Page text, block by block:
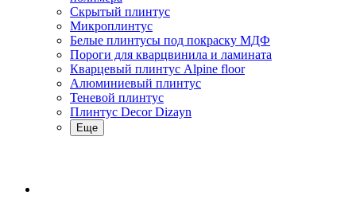
Скрытый плинтус
Микроплинтус
Белые плинтусы под покраску МДФ
Пороги для кварцвинила и ламината
Кварцевый плинтус Alpine floor
Алюминиевый плинтус
Теневой плинтус
Плинтус Decor Dizayn
Еще